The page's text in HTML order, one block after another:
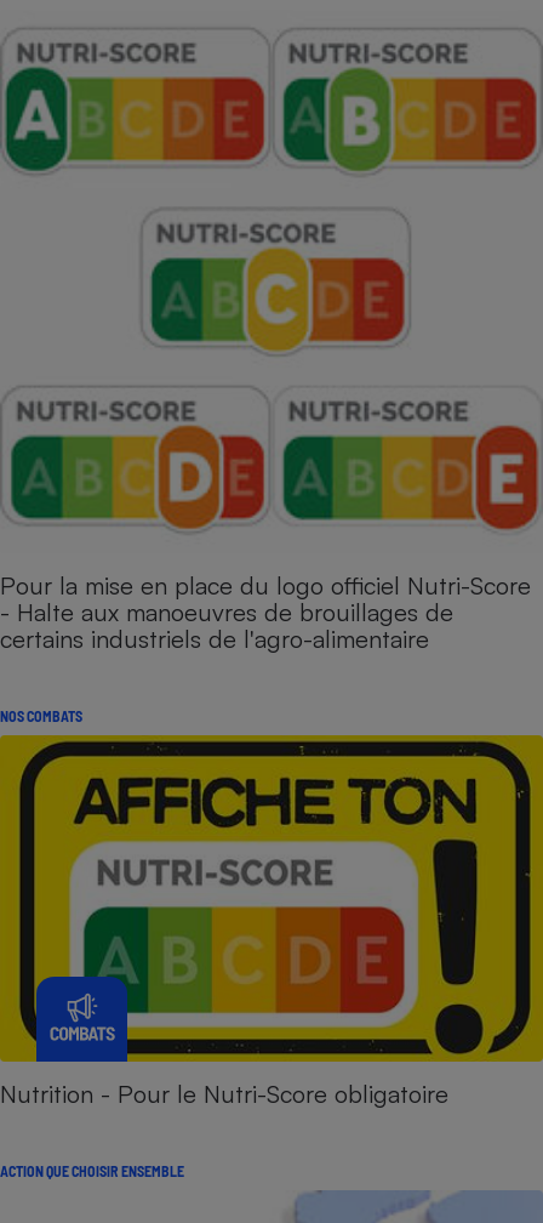
Pour la mise en place du logo officiel Nutri-Score
- Halte aux manoeuvres de brouillages de
certains industriels de l'agro-alimentaire
NOS COMBATS
Nutrition - Pour le Nutri-Score obligatoire
ACTION QUE CHOISIR ENSEMBLE